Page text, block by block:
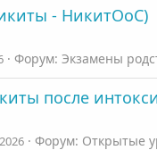
- НикитОоС)
Форум:Экзамены
после
Форум: Открытые